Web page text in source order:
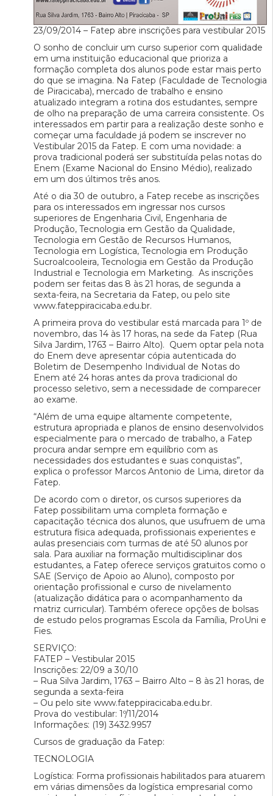
23/09/2014 – Fatep abre inscrições para vestibular 2015
O sonho de concluir um curso superior com qualidade
em uma instituição educacional que prioriza a
formação completa dos alunos pode estar mais perto
do que se imagina. Na Fatep (Faculdade de Tecnologia
de Piracicaba), mercado de trabalho e ensino
atualizado integram a rotina dos estudantes, sempre
de olho na preparação de uma carreira consistente. Os
interessados em partir para a realização deste sonho e
começar uma faculdade já podem se inscrever no
Vestibular 2015 da Fatep. E com uma novidade: a
prova tradicional poderá ser substituída pelas notas do
Enem (Exame Nacional do Ensino Médio), realizado
em um dos últimos três anos.
Até o dia 30 de outubro, a Fatep recebe as inscrições
para os interessados em ingressar nos cursos
superiores de Engenharia Civil, Engenharia de
Produção, Tecnologia em Gestão da Qualidade,
Tecnologia em Gestão de Recursos Humanos,
Tecnologia em Logística, Tecnologia em Produção
Sucroalcooleira, Tecnologia em Gestão da Produção
Industrial e Tecnologia em Marketing. As inscrições
podem ser feitas das 8 às 21 horas, de segunda a
sexta-feira, na Secretaria da Fatep, ou pelo site
www.fateppiracicaba.edu.br.
A primeira prova do vestibular está marcada para 1º de
novembro, das 14 às 17 horas, na sede da Fatep (Rua
Silva Jardim, 1763 – Bairro Alto). Quem optar pela nota
do Enem deve apresentar cópia autenticada do
Boletim de Desempenho Individual de Notas do
Enem até 24 horas antes da prova tradicional do
processo seletivo, sem a necessidade de comparecer
ao exame.
“Além de uma equipe altamente competente,
estrutura apropriada e planos de ensino desenvolvidos
especialmente para o mercado de trabalho, a Fatep
procura andar sempre em equilíbrio com as
necessidades dos estudantes e suas conquistas”,
explica o professor Marcos Antonio de Lima, diretor da
Fatep.
De acordo com o diretor, os cursos superiores da
Fatep possibilitam uma completa formação e
capacitação técnica dos alunos, que usufruem de uma
estrutura física adequada, profissionais experientes e
aulas presenciais com turmas de até 50 alunos por
sala. Para auxiliar na formação multidisciplinar dos
estudantes, a Fatep oferece serviços gratuitos como o
SAE (Serviço de Apoio ao Aluno), composto por
orientação profissional e curso de nivelamento
(atualização didática para o acompanhamento da
matriz curricular). Também oferece opções de bolsas
de estudo pelos programas Escola da Família, ProUni e
Fies.
SERVIÇO:
FATEP – Vestibular 2015
Inscrições: 22/09 a 30/10
– Rua Silva Jardim, 1763 – Bairro Alto – 8 às 21 horas, de
segunda a sexta-feira
– Ou pelo site www.fateppiracicaba.edu.br.
Prova do vestibular: 1º/11/2014
Informações: (19) 3432.9957
Cursos de graduação da Fatep:
TECNOLOGIA
Logística: Forma profissionais habilitados para atuarem
em várias dimensões da logística empresarial como